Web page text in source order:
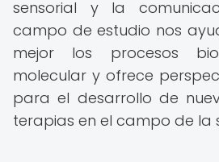
sensorial y la
campo de estudio nos
mejor los procesos
molecular y ofrece
para el desarrollo de
terapias en el campo de la